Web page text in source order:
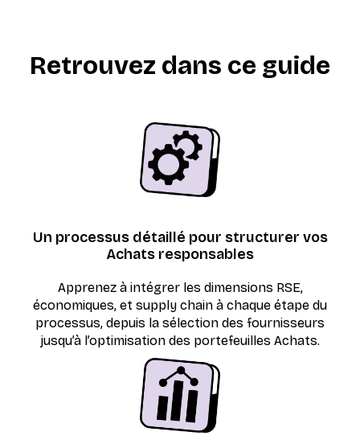
Retrouvez dans ce guide
Un processus détaillé pour structurer vos
Achats responsables
Apprenez à intégrer les dimensions RSE,
économiques, et supply chain à chaque étape du
processus, depuis la sélection des fournisseurs
jusqu’à l’optimisation des portefeuilles Achats.